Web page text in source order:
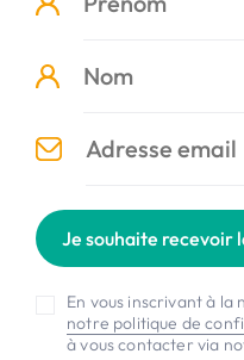
Je souhaite recevoir
En vous inscrivant à
notre politique de
à vous contacter via